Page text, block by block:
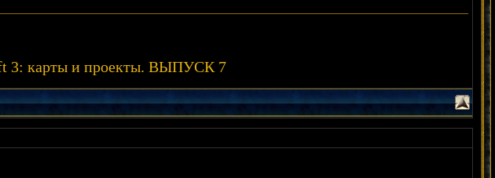
3: карты и проекты. ВЫПУСК 7